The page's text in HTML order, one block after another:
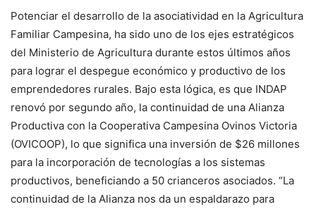
Potenciar el desarrollo de la asociatividad en la Agricultura
Familiar Campesina, ha sido uno de los ejes estratégicos
del Ministerio de Agricultura durante estos últimos años
para lograr el despegue económico y productivo de los
emprendedores rurales. Bajo esta lógica, es que INDAP
renovó por segundo año, la continuidad de una Alianza
Productiva con la Cooperativa Campesina Ovinos Victoria
(OVICOOP), lo que significa una inversión de $26 millones
para la incorporación de tecnologías a los sistemas
productivos, beneficiando a 50 crianceros asociados. “La
continuidad de la Alianza nos da un espaldarazo para